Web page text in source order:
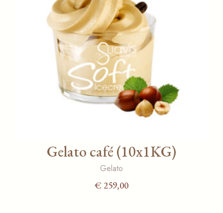
Gelato café (10x1KG)
Gelato
€ 259,00